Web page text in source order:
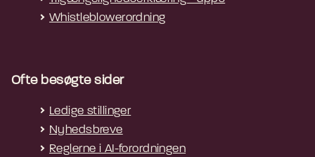
Whistleblowerordning
Ofte besøgte sider
Ledige stillinger
Nyhedsbreve
Reglerne i AI-forordningen